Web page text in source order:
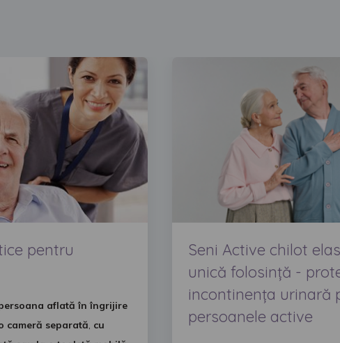
pentru
aflată în îngrijire
cameră separată, cu
Seni Active chilot
unică folosință -
incontinența urinară
persoanele active